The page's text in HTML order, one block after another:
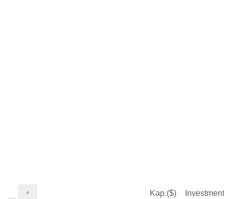
Kap.($) Investment